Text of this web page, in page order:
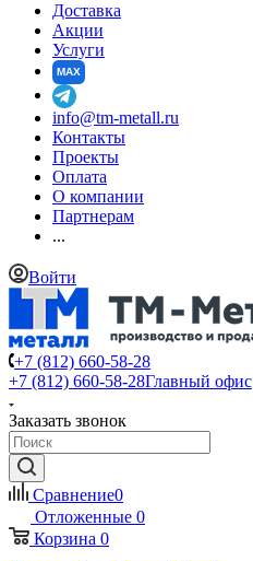
Доставка
Акции
Услуги
MAX
info@tm-metall.ru
Контакты
Проекты
Оплата
О компании
Партнерам
...
Войти
+7 (812) 660-58-28
+7 (812) 660-58-28Главный офис
Заказать звонок
Сравнение0
Отложенные 0
Корзина 0